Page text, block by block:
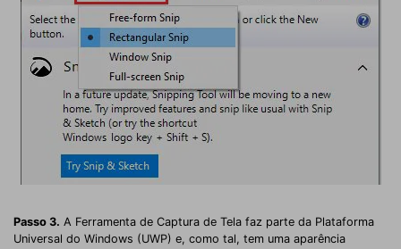
Passo 3. A Ferramenta de Captura de Tela faz parte da Plataforma
Universal do Windows (UWP) e, como tal, tem uma aparência